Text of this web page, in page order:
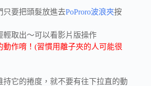
只要把頭髮放進去PoProro波浪夾按
輕取出～可以看影片版操作
動作唷！(習慣用離子夾的人可能很
持它的捲度，就不要有往下拉直的動